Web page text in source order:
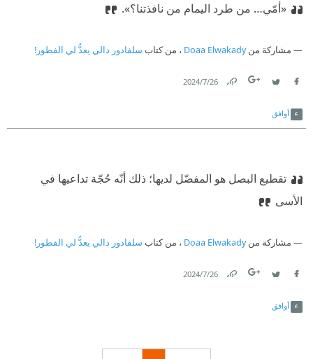
«أمّي… من طرد اليمام من نافذتنا؟».
مشاركة منDoaa Elwakady ، من كتاب سلفادور دالي يعدُّ لي الفطور!
26‏/7‏/2024
أوافق
تقطيع البصل هو المفضّل لديها؛ ذلك أنّه حُجّة تداعيها في
الأسى
مشاركة منDoaa Elwakady ، من كتاب سلفادور دالي يعدُّ لي الفطور!
26‏/7‏/2024
أوافق